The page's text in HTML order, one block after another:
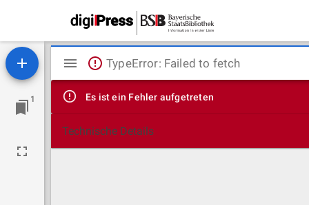
1
Mirador
Viewer
TypeError: Failed to fetch
Es ist ein Fehler aufgetreten
Technische Details